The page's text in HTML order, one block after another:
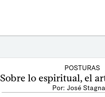
POSTURAS
Sobre lo espiritual, el
Por: José